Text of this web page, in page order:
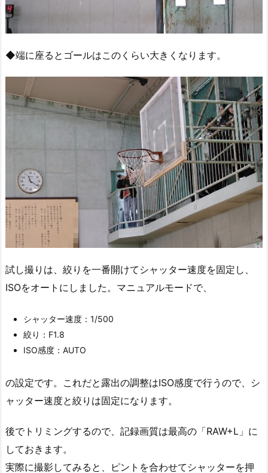
◆端に座るとゴールはこのくらい大きくなります。
試し撮りは、絞りを一番開けてシャッター速度を固定し、
ISOをオートにしました。マニュアルモードで、
シャッター速度：1/500
絞り：F1.8
ISO感度：AUTO
の設定です。これだと露出の調整はISO感度で行うので、シ
ャッター速度と絞りは固定になります。
後でトリミングするので、記録画質は最高の「RAW+L」に
しておきます。
実際に撮影してみると、ピントを合わせてシャッターを押